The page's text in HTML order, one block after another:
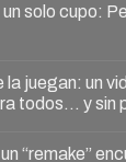
solo cupo:
juegan: un
todos… y sin
“remake”